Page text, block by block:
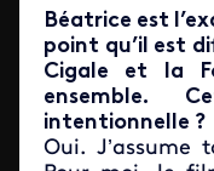
Béatrice est
point qu’il est
Cigale et la
ensemble.
intentionnelle ?
Oui. J’assume